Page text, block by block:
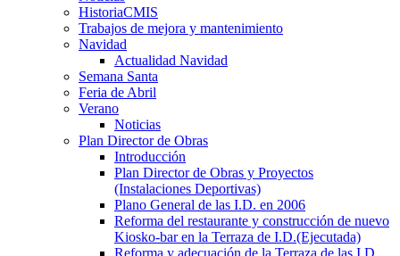
HistoriaCMIS
Trabajos de mejora y mantenimiento
Navidad
Actualidad Navidad
Semana Santa
Feria de Abril
Verano
Noticias
Plan Director de Obras
Introducción
Plan Director de Obras y Proyectos
(Instalaciones Deportivas)
Plano General de las I.D. en 2006
Reforma del restaurante y construcción de nuevo
Kiosko-bar en la Terraza de I.D.(Ejecutada)
Reforma y adecuación de la Terraza de las I.D.